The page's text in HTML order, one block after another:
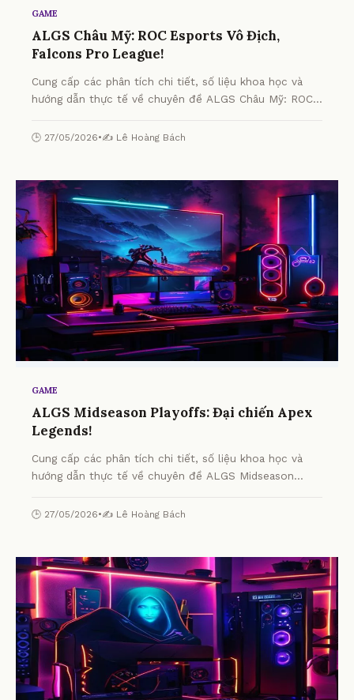
GAME
ALGS Châu Mỹ: ROC Esports Vô Địch,
Falcons Pro League!
Cung cấp các phân tích chi tiết, số liệu khoa học và
hướng dẫn thực tế về chuyên đề ALGS Châu Mỹ: ROC
🕒 27/05/2026•✍️ Lê Hoàng Bách
GAME
ALGS Midseason Playoffs: Đại chiến Apex
Legends!
Cung cấp các phân tích chi tiết, số liệu khoa học và
hướng dẫn thực tế về chuyên đề ALGS Midseason
🕒 27/05/2026•✍️ Lê Hoàng Bách